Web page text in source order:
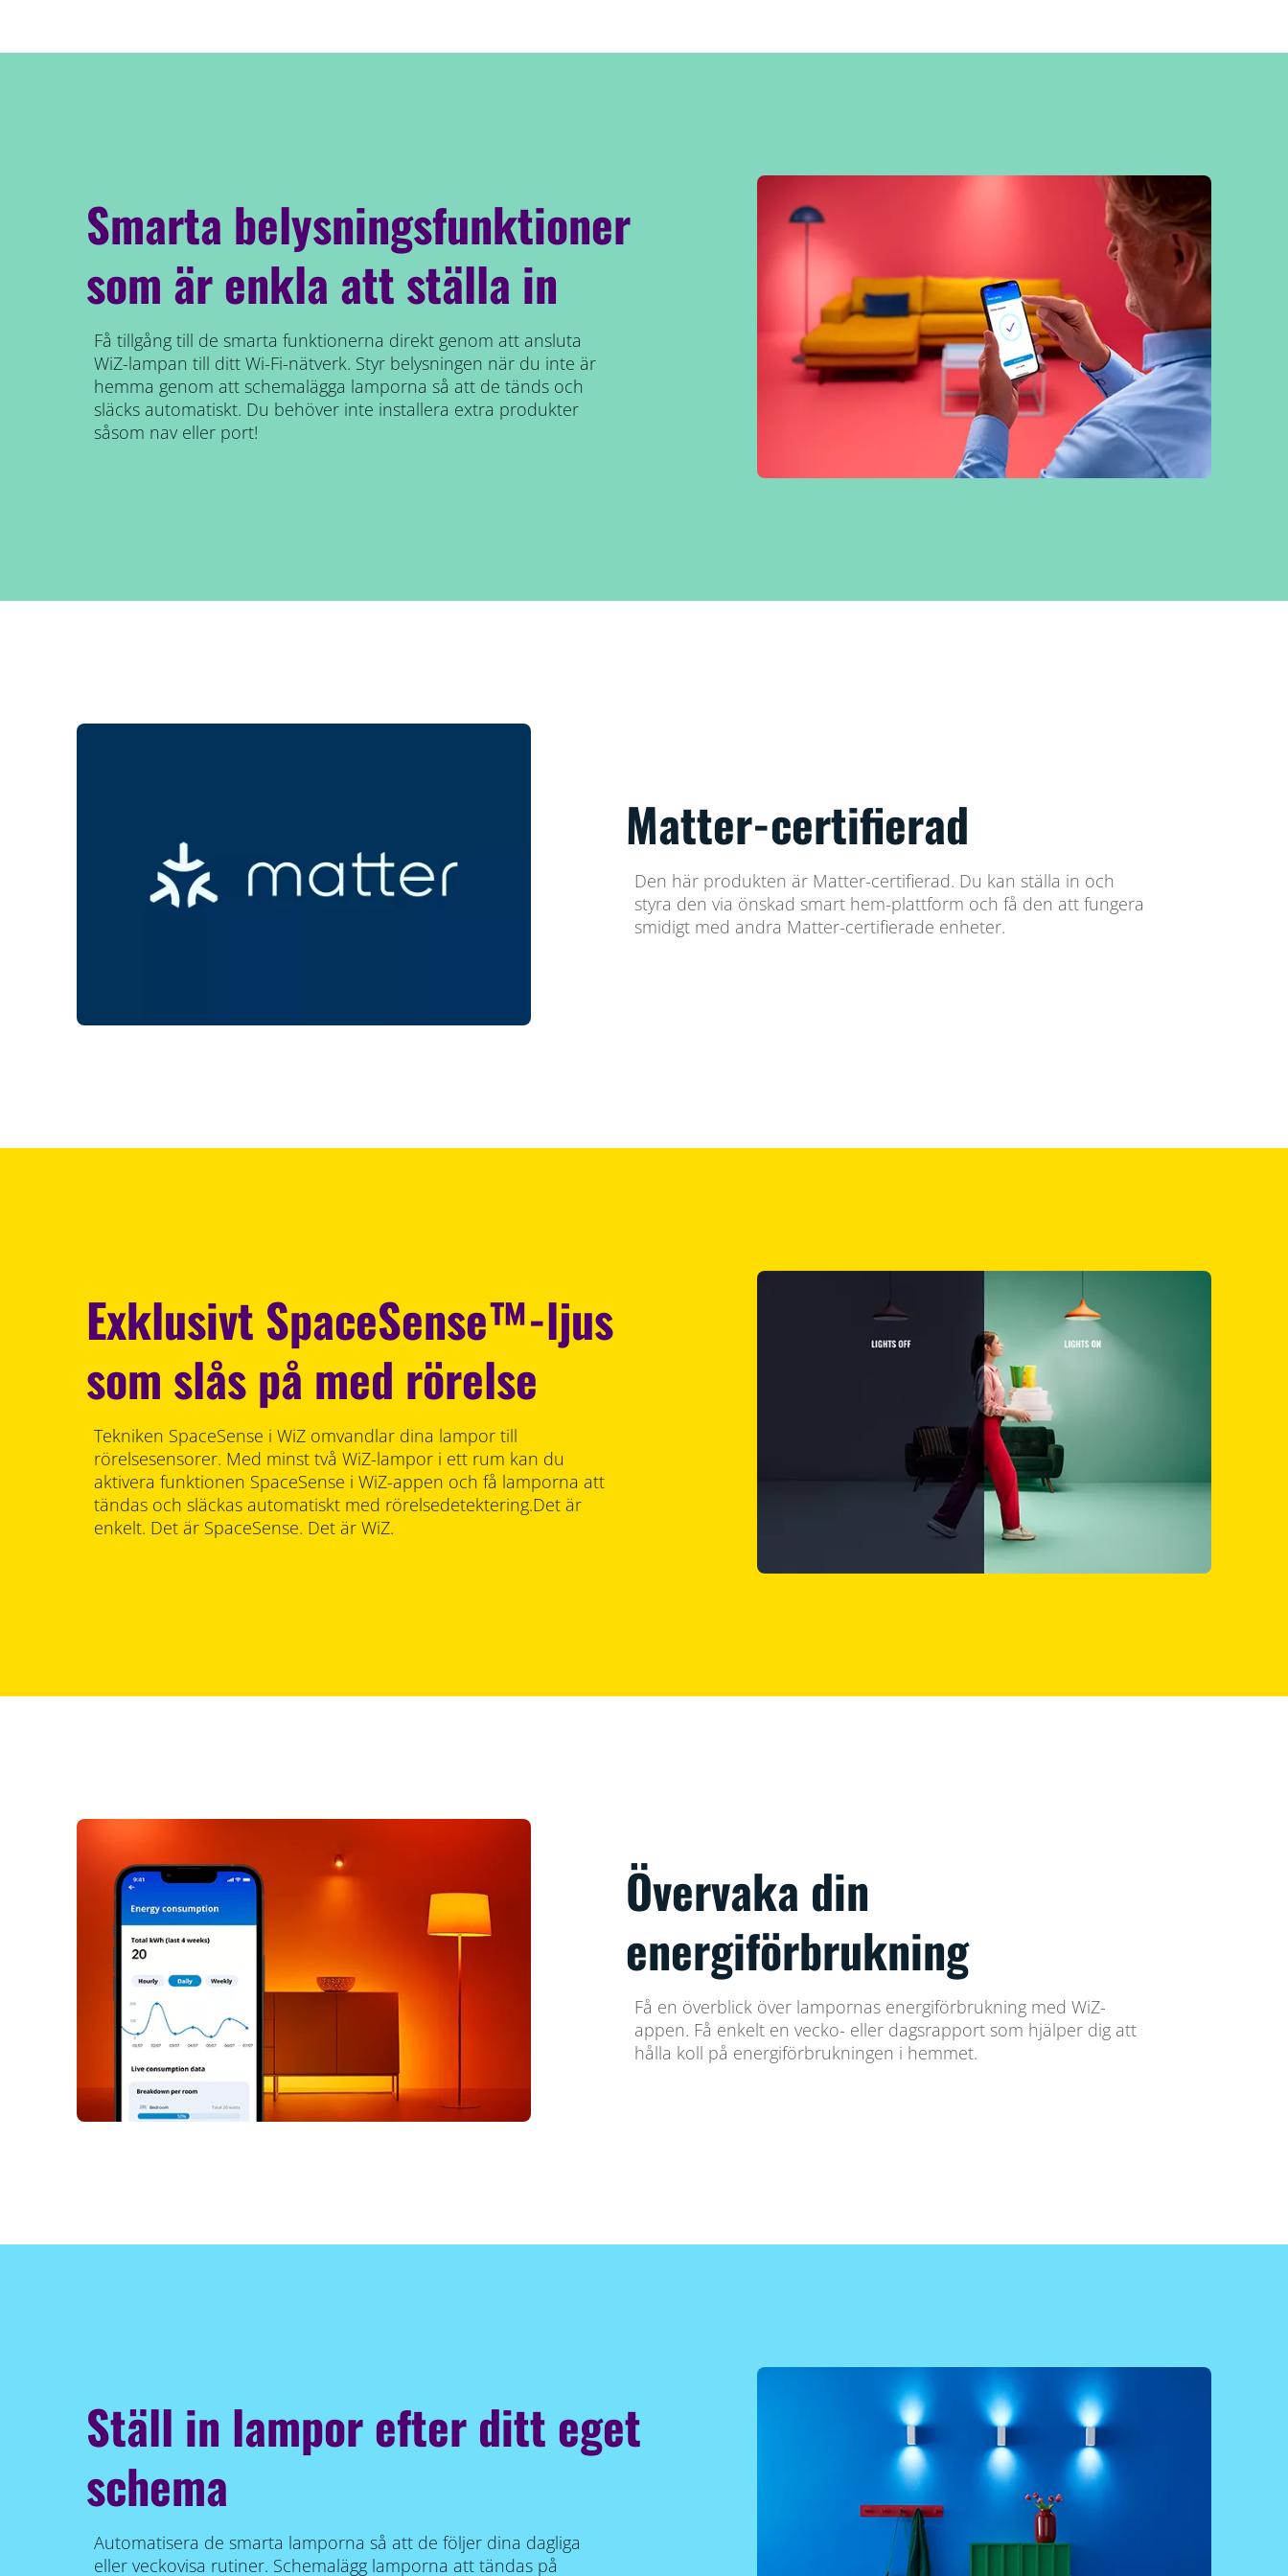
Smarta belysningsfunktioner
som är enkla att ställa in
Få tillgång till de smarta funktionerna direkt genom att ansluta
WiZ-lampan till ditt Wi-Fi-nätverk. Styr belysningen när du inte är
hemma genom att schemalägga lamporna så att de tänds och
släcks automatiskt. Du behöver inte installera extra produkter
såsom nav eller port!
Matter-certifierad
Den här produkten är Matter-certifierad. Du kan ställa in och
styra den via önskad smart hem-plattform och få den att fungera
smidigt med andra Matter-certifierade enheter.
Exklusivt SpaceSense™-ljus
som slås på med rörelse
Tekniken SpaceSense i WiZ omvandlar dina lampor till
rörelsesensorer. Med minst två WiZ-lampor i ett rum kan du
aktivera funktionen SpaceSense i WiZ-appen och få lamporna att
tändas och släckas automatiskt med rörelsedetektering.Det är
enkelt. Det är SpaceSense. Det är WiZ.
Övervaka din
energiförbrukning
Få en överblick över lampornas energiförbrukning med WiZ-
appen. Få enkelt en vecko- eller dagsrapport som hjälper dig att
hålla koll på energiförbrukningen i hemmet.
Ställ in lampor efter ditt eget
schema
Automatisera de smarta lamporna så att de följer dina dagliga
eller veckovisa rutiner. Schemalägg lamporna att tändas på